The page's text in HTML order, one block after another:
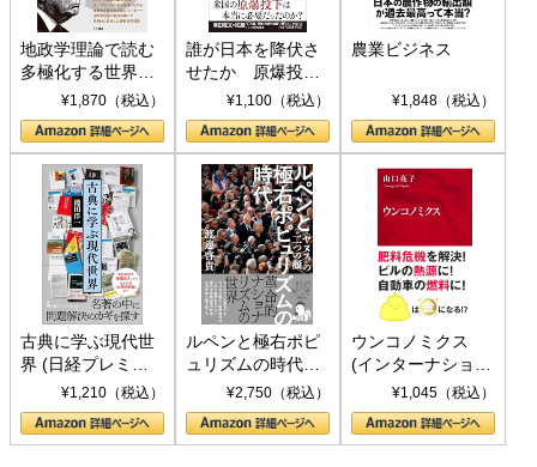
地政学理論で読む
多極化する世界：
トランプとBRICS
の挑戦
¥1,870（税込）
誰が日本を降伏さ
せたか 原爆投
下、ソ連参戦、そ
して聖断 (PHP新
書)
¥1,100（税込）
農業ビジネス
¥1,848（税込）
古典に学ぶ現代世
界 (日経プレミア
シリーズ)¥1,210（税込）
ルペンと極右ポピ
ュリズムの時代：
〈ヤヌス〉の二つ
の顔
¥2,750（税込）
ウンコノミクス
(インターナショナ
ル新書)¥1,045（税込）